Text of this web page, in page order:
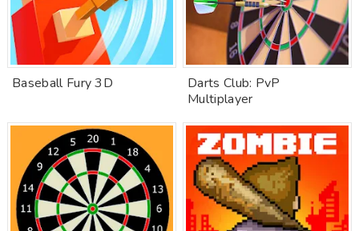
Baseball Fury 3D
Darts Club: PvP
Multiplayer